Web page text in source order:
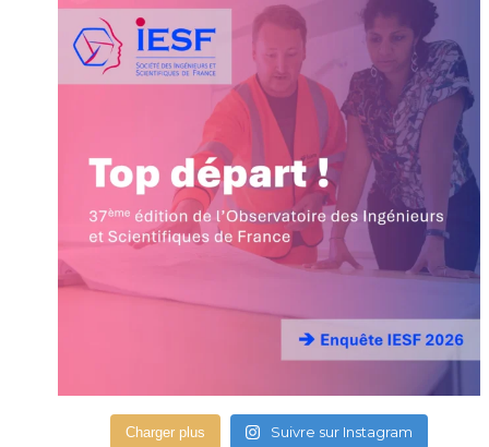
Charger plus Suivre sur Instagram